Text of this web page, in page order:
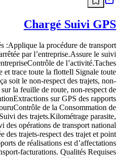
Chargé Suivi GPS
:Applique la procédure de transport
par l’entreprise.Assure le suivi
de l’activité.Taches
et trace toute la flotteIl Signale toute
soit le non-respect des trajets, non-
la feuille de route, non-respect de
sur GPS des rapports
de la Consommation de
des trajets.Kilométrage parasite,
des opérations de transport national
des trajets-respect des trajet et point
de réalisations est d’affectations
facturations. Qualités Requises